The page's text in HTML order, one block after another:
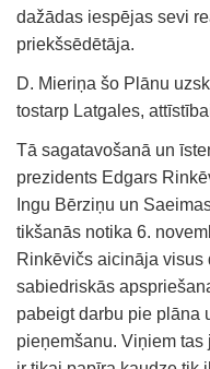
dažādas iespējas sevi
priekšsēdētāja.
D. Mieriņa šo Plānu
tostarp Latgales,
Tā sagatavošanā un
prezidents Edgars
Ingu Bērziņu un
tikšanās notika 6.
Rinkēvičs aicināja
sabiedriskās
pabeigt darbu pie plāna
pieņemšanu. Viņiem